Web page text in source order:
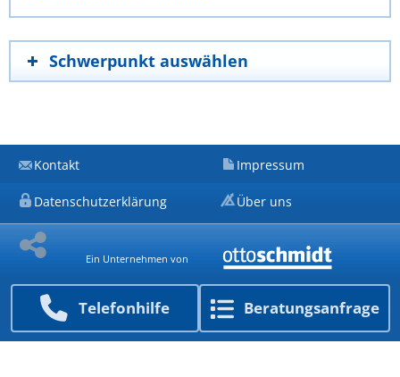
Telefon­hilfe Beratungs­anfrage
Schwerpunkt auswählen
Kontakt Impressum
Datenschutzerklärung Über uns
Ein Unternehmen von